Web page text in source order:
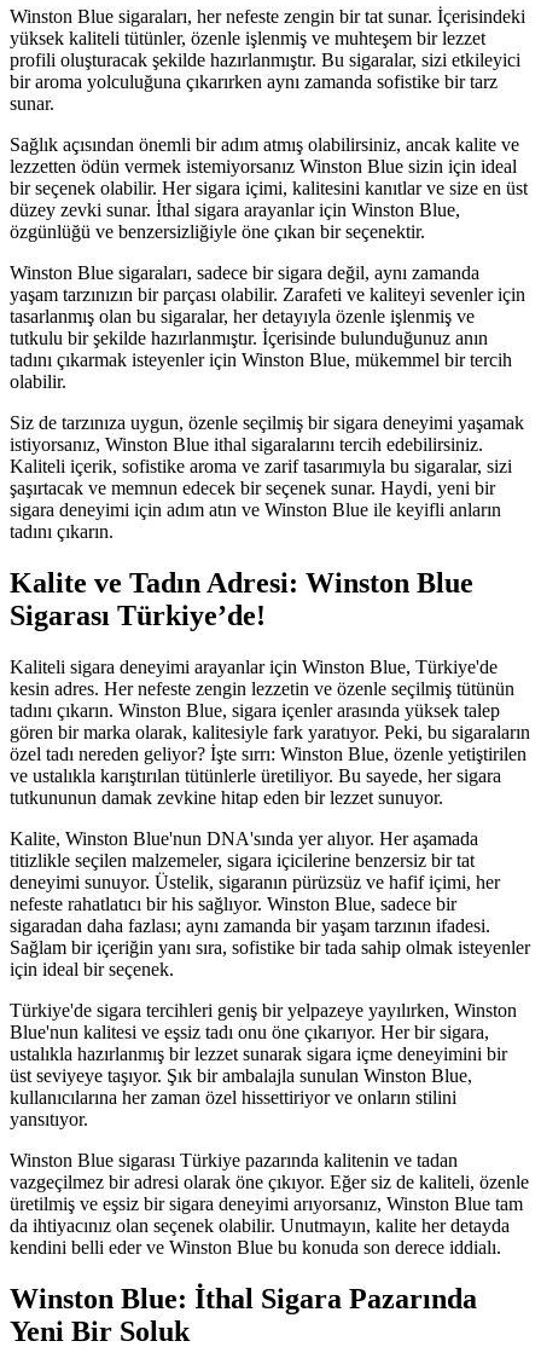
Winston Blue sigaraları, her nefeste zengin bir tat sunar. İçerisindeki
yüksek kaliteli tütünler, özenle işlenmiş ve muhteşem bir lezzet
profili oluşturacak şekilde hazırlanmıştır. Bu sigaralar, sizi etkileyici
bir aroma yolculuğuna çıkarırken aynı zamanda sofistike bir tarz
sunar.
Sağlık açısından önemli bir adım atmış olabilirsiniz, ancak kalite ve
lezzetten ödün vermek istemiyorsanız Winston Blue sizin için ideal
bir seçenek olabilir. Her sigara içimi, kalitesini kanıtlar ve size en üst
düzey zevki sunar. İthal sigara arayanlar için Winston Blue,
özgünlüğü ve benzersizliğiyle öne çıkan bir seçenektir.
Winston Blue sigaraları, sadece bir sigara değil, aynı zamanda
yaşam tarzınızın bir parçası olabilir. Zarafeti ve kaliteyi sevenler için
tasarlanmış olan bu sigaralar, her detayıyla özenle işlenmiş ve
tutkulu bir şekilde hazırlanmıştır. İçerisinde bulunduğunuz anın
tadını çıkarmak isteyenler için Winston Blue, mükemmel bir tercih
olabilir.
Siz de tarzınıza uygun, özenle seçilmiş bir sigara deneyimi yaşamak
istiyorsanız, Winston Blue ithal sigaralarını tercih edebilirsiniz.
Kaliteli içerik, sofistike aroma ve zarif tasarımıyla bu sigaralar, sizi
şaşırtacak ve memnun edecek bir seçenek sunar. Haydi, yeni bir
sigara deneyimi için adım atın ve Winston Blue ile keyifli anların
tadını çıkarın.
Kalite ve Tadın Adresi: Winston Blue
Sigarası Türkiye’de!
Kaliteli sigara deneyimi arayanlar için Winston Blue, Türkiye'de
kesin adres. Her nefeste zengin lezzetin ve özenle seçilmiş tütünün
tadını çıkarın. Winston Blue, sigara içenler arasında yüksek talep
gören bir marka olarak, kalitesiyle fark yaratıyor. Peki, bu sigaraların
özel tadı nereden geliyor? İşte sırrı: Winston Blue, özenle yetiştirilen
ve ustalıkla karıştırılan tütünlerle üretiliyor. Bu sayede, her sigara
tutkununun damak zevkine hitap eden bir lezzet sunuyor.
Kalite, Winston Blue'nun DNA'sında yer alıyor. Her aşamada
titizlikle seçilen malzemeler, sigara içicilerine benzersiz bir tat
deneyimi sunuyor. Üstelik, sigaranın pürüzsüz ve hafif içimi, her
nefeste rahatlatıcı bir his sağlıyor. Winston Blue, sadece bir
sigaradan daha fazlası; aynı zamanda bir yaşam tarzının ifadesi.
Sağlam bir içeriğin yanı sıra, sofistike bir tada sahip olmak isteyenler
için ideal bir seçenek.
Türkiye'de sigara tercihleri geniş bir yelpazeye yayılırken, Winston
Blue'nun kalitesi ve eşsiz tadı onu öne çıkarıyor. Her bir sigara,
ustalıkla hazırlanmış bir lezzet sunarak sigara içme deneyimini bir
üst seviyeye taşıyor. Şık bir ambalajla sunulan Winston Blue,
kullanıcılarına her zaman özel hissettiriyor ve onların stilini
yansıtıyor.
Winston Blue sigarası Türkiye pazarında kalitenin ve tadan
vazgeçilmez bir adresi olarak öne çıkıyor. Eğer siz de kaliteli, özenle
üretilmiş ve eşsiz bir sigara deneyimi arıyorsanız, Winston Blue tam
da ihtiyacınız olan seçenek olabilir. Unutmayın, kalite her detayda
kendini belli eder ve Winston Blue bu konuda son derece iddialı.
Winston Blue: İthal Sigara Pazarında
Yeni Bir Soluk